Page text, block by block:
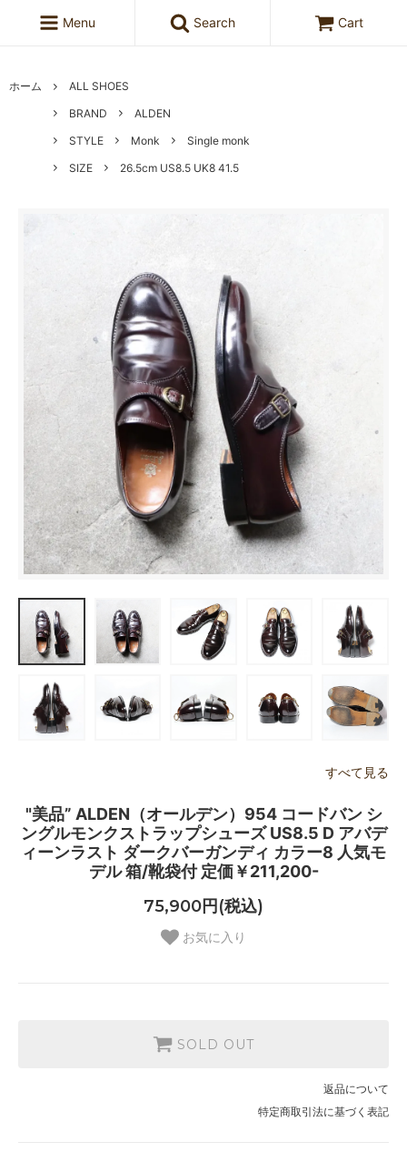
Menu Search Cart
ホーム
ALL SHOES
BRAND
ALDEN
STYLE
Monk
Single monk
SIZE
26.5cm US8.5 UK8 41.5
すべて見る
"美品” ALDEN（オールデン）954 コードバン シ
ングルモンクストラップシューズ US8.5 D アバデ
ィーンラスト ダークバーガンディ カラー8 人気モ
デル 箱/靴袋付 定価￥211,200-
75,900円(税込)
お気に入り
SOLD OUT
返品について
特定商取引法に基づく表記